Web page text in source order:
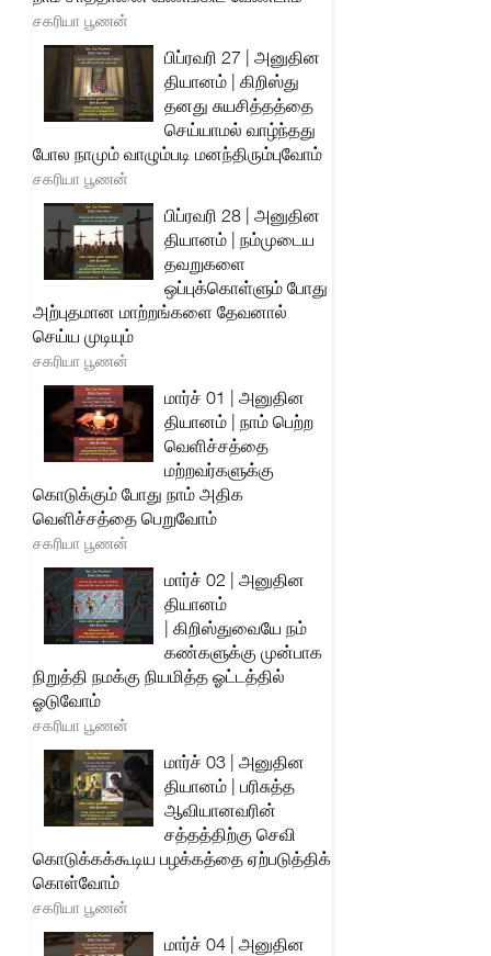
சகரியா பூணன்
பிப்ரவரி 27 | அனுதின
தியானம் | கிறிஸ்து
தனது சுயசித்தத்தை
செய்யாமல் வாழ்ந்தது
போல நாமும் வாழும்படி மனந்திரும்புவோம்
சகரியா பூணன்
பிப்ரவரி 28 | அனுதின
தியானம் | நம்முடைய
தவறுகளை
ஒப்புக்கொள்ளும் போது
அற்புதமான மாற்றங்களை தேவனால்
செய்ய முடியும்
சகரியா பூணன்
மார்ச் 01 | அனுதின
தியானம் | நாம் பெற்ற
வெளிச்சத்தை
மற்றவர்களுக்கு
கொடுக்கும் போது நாம் அதிக
வெளிச்சத்தை பெறுவோம்
சகரியா பூணன்
மார்ச் 02 | அனுதின
தியானம்
| கிறிஸ்துவையே நம்
கண்களுக்கு முன்பாக
நிறுத்தி நமக்கு நியமித்த ஓட்டத்தில்
ஓடுவோம்
சகரியா பூணன்
மார்ச் 03 | அனுதின
தியானம் | பரிசுத்த
ஆவியானவரின்
சத்தத்திற்கு செவி
கொடுக்கக்கூடிய பழக்கத்தை ஏற்படுத்திக்
கொள்வோம்
சகரியா பூணன்
மார்ச் 04 | அனுதின